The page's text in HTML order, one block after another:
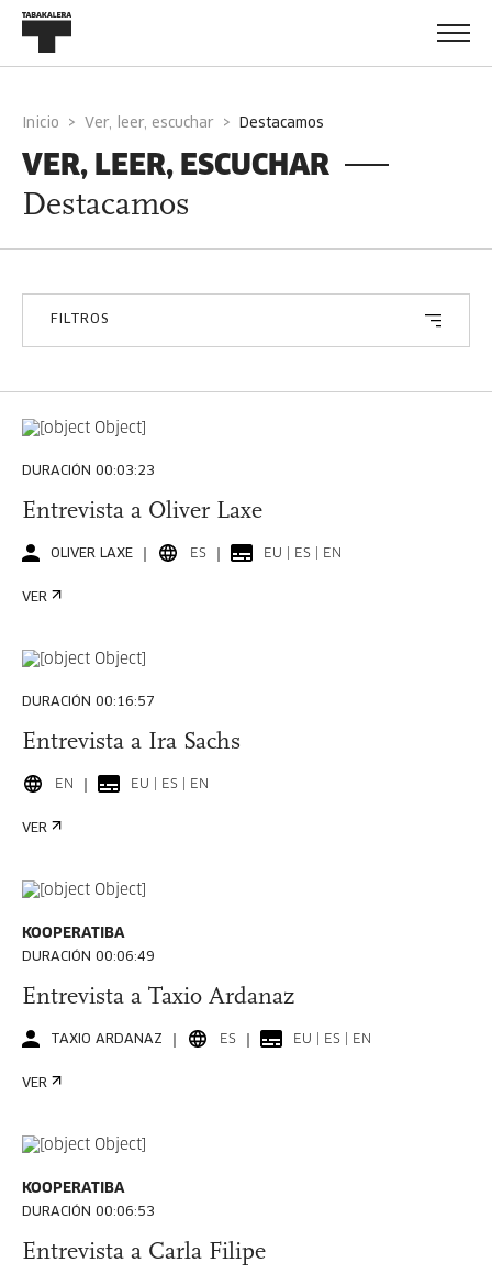
Inicio Ver, leer, escuchar destacamos
VER, LEER, ESCUCHAR
Destacamos
FILTROS
DURACIÓN 00:03:23
Entrevista a Oliver Laxe
OLIVER LAXE ES EU | ES | EN
VER
DURACIÓN 00:16:57
Entrevista a Ira Sachs
EN EU | ES | EN
VER
KOOPERATIBA
DURACIÓN 00:06:49
Entrevista a Taxio Ardanaz
TAXIO ARDANAZ ES EU | ES | EN
VER
KOOPERATIBA
DURACIÓN 00:06:53
Entrevista a Carla Filipe